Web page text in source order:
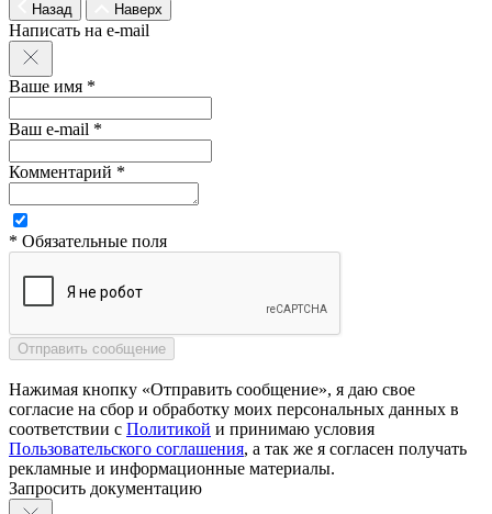
Назад Наверх
Написать на e-mail
Ваше имя *
Ваш e-mail *
Комментарий *
* Обязательные поля
Нажимая кнопку «Отправить сообщение», я даю свое
согласие на сбор и обработку моих персональных данных в
соответствии с Политикой и принимаю условия
Пользовательского соглашения, а так же я согласен получать
рекламные и информационные материалы.
Запросить документацию